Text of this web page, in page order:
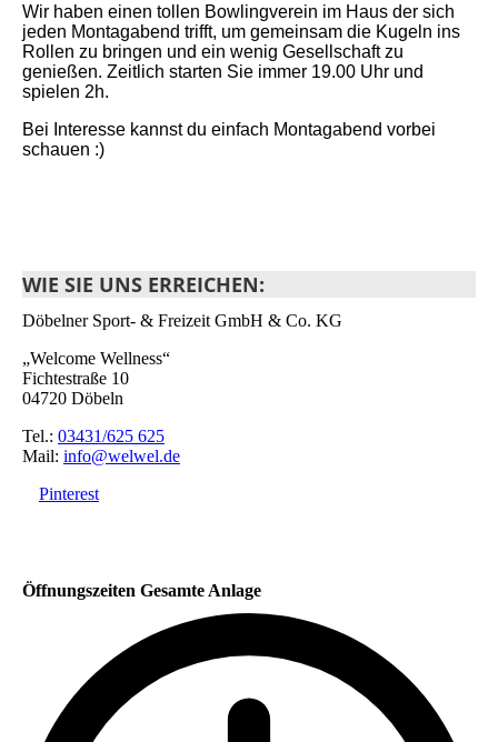
Wir haben einen tollen Bowlingverein im Haus der sich
jeden Montagabend trifft, um gemeinsam die Kugeln ins
Rollen zu bringen und ein wenig Gesellschaft zu
genießen. Zeitlich starten Sie immer 19.00 Uhr und
spielen 2h.
Bei Interesse kannst du einfach Montagabend vorbei
schauen :)
WIE SIE UNS ERREICHEN:
Döbelner Sport- & Freizeit GmbH & Co. KG
„Welcome Wellness“
Fichtestraße 10
04720 Döbeln
Tel.: 03431/625 625
Mail: info@welwel.de
Pinterest
Öffnungszeiten Gesamte Anlage